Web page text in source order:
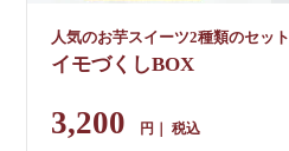
人気のお芋スイーツ2種類のセット
イモづくしBOX
3,200 税込